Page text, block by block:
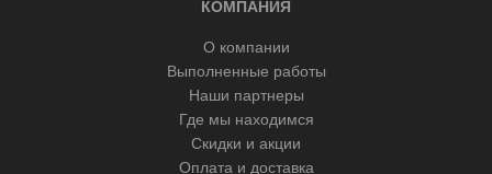
КОМПАНИЯ
О компании
Выполненные работы
Наши партнеры
Где мы находимся
Скидки и акции
Оплата и доставка